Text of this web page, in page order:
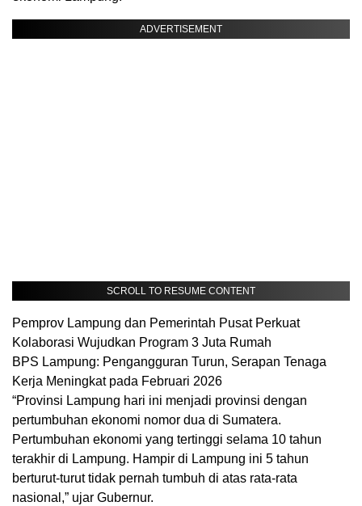
ADVERTISEMENT
SCROLL TO RESUME CONTENT
Pemprov Lampung dan Pemerintah Pusat Perkuat
Kolaborasi Wujudkan Program 3 Juta Rumah
BPS Lampung: Pengangguran Turun, Serapan Tenaga
Kerja Meningkat pada Februari 2026
​“Provinsi Lampung hari ini menjadi provinsi dengan
pertumbuhan ekonomi nomor dua di Sumatera.
Pertumbuhan ekonomi yang tertinggi selama 10 tahun
terakhir di Lampung. Hampir di Lampung ini 5 tahun
berturut-turut tidak pernah tumbuh di atas rata-rata
nasional,” ujar Gubernur.